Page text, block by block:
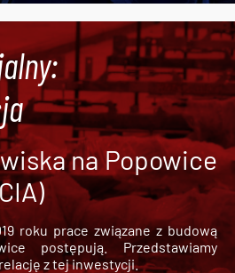
na Popowice
roku prace związane z budową
postępują. Przedstawiamy
z tej inwestycji.